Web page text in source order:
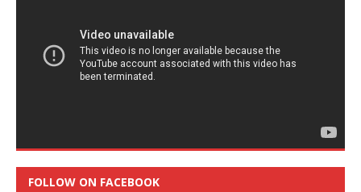
FOLLOW ON FACEBOOK